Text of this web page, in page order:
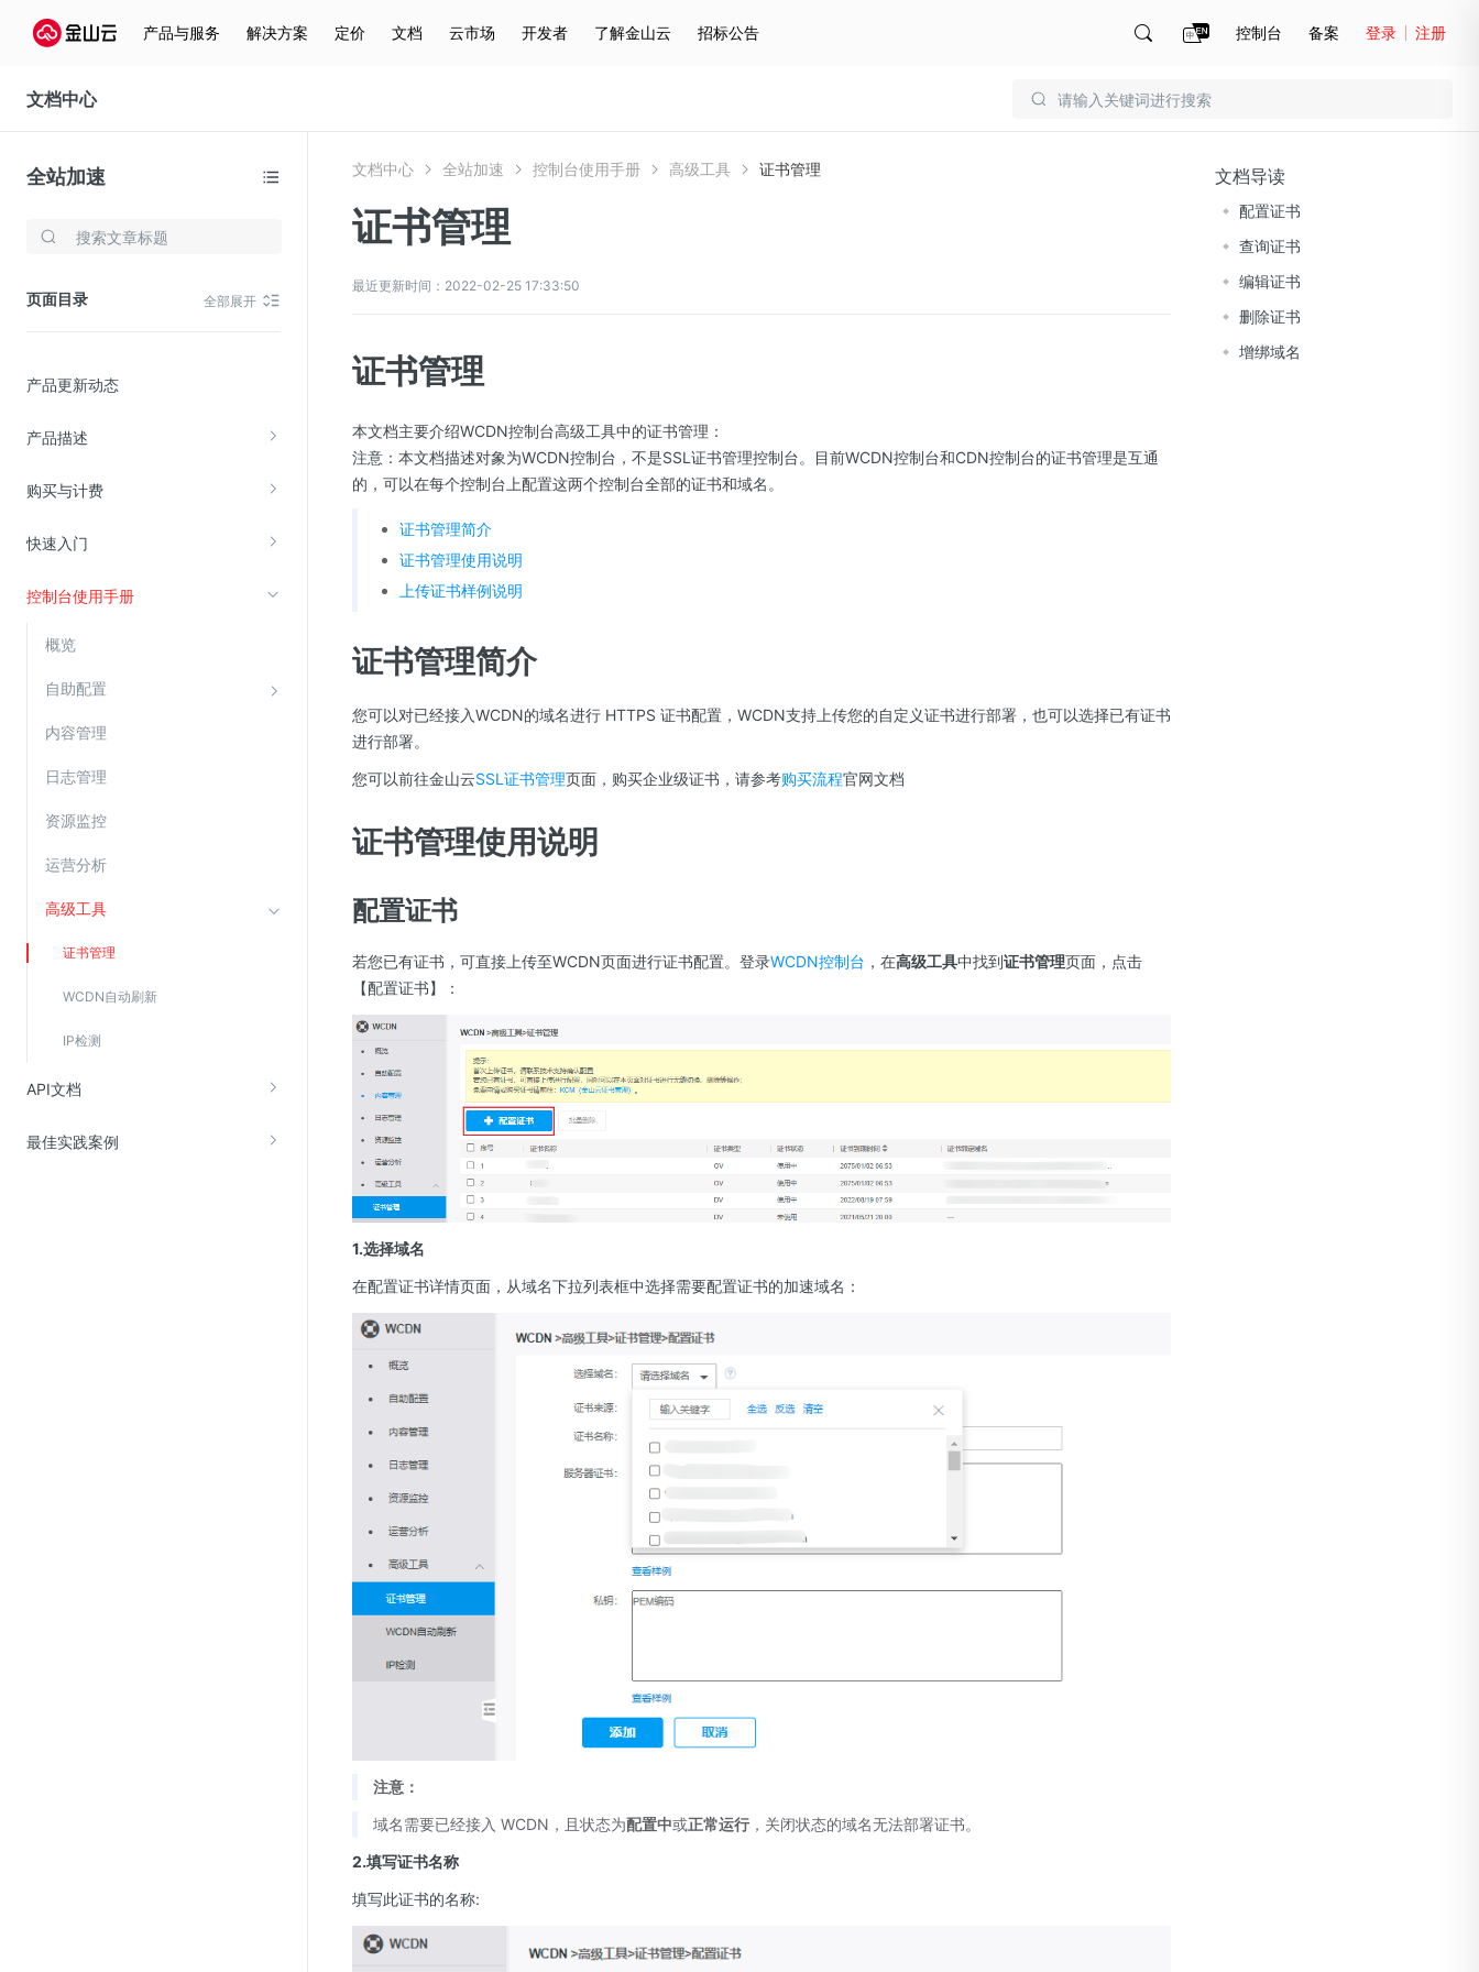
产品与服务 解决方案 定价 文档 云市场 开发者 了解金山云 招标公告 控制台 备案 登录 注册
文档中心
全站加速
页面目录 全部展开
产品更新动态
产品描述
购买与计费
快速入门
控制台使用手册
概览
自助配置
内容管理
日志管理
资源监控
运营分析
高级工具
证书管理
WCDN自动刷新
IP检测
API文档
最佳实践案例
存储与云分发
云硬盘(EBS)
在线迁移服务
视频云服务
云直播(KLS)
渗透测试
云堡垒机
高防IP(KAD)
Web应用防火墙(WAF)
密钥管理服务
应急响应
文档中心 全站加速 控制台使用手册 高级工具 证书管理
证书管理
最近更新时间：2022-02-25 17:33:50
证书管理
本文档主要介绍WCDN控制台高级工具中的证书管理：
注意：本文档描述对象为WCDN控制台，不是SSL证书管理控制台。目前WCDN控制台和CDN控制台的证书管理是互通
的，可以在每个控制台上配置这两个控制台全部的证书和域名。
证书管理简介
证书管理使用说明
上传证书样例说明
证书管理简介
您可以对已经接入WCDN的域名进行 HTTPS 证书配置，WCDN支持上传您的自定义证书进行部署，也可以选择已有证书
进行部署。
您可以前往金山云SSL证书管理页面，购买企业级证书，请参考购买流程官网文档
证书管理使用说明
配置证书
若您已有证书，可直接上传至WCDN页面进行证书配置。登录WCDN控制台 ，在高级工具中找到证书管理页面，点击
【配置证书】：
1.选择域名
在配置证书详情页面，从域名下拉列表框中选择需要配置证书的加速域名：
注意：
域名需要已经接入 WCDN，且状态为配置中或正常运行 ，关闭状态的域名无法部署证书。
2.填写证书名称
填写此证书的名称:
文档导读
配置证书
查询证书
编辑证书
删除证书
增绑域名